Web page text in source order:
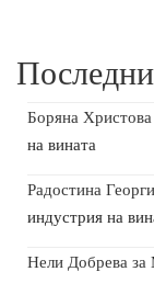
Боряна Христова
на вината
Радостина
индустрия на
Нели Добрева за